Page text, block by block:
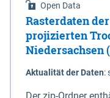
Open Data
Rasterdaten
projizierten
Niedersachsen
Aktualität der Daten: